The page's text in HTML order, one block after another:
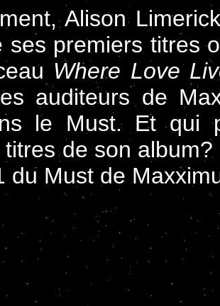
Alison
ses premiers titres
Where Love
auditeurs de
le Must. Et qui
titres de son
du Must de